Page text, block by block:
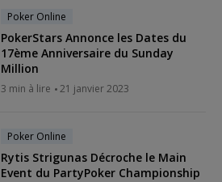
Poker Online
PokerStars Annonce les Dates du
17ème Anniversaire du Sunday
Million
3 min à lire 21 janvier 2023
Poker Online
Rytis Strigunas Décroche le Main
Event du PartyPoker Championship